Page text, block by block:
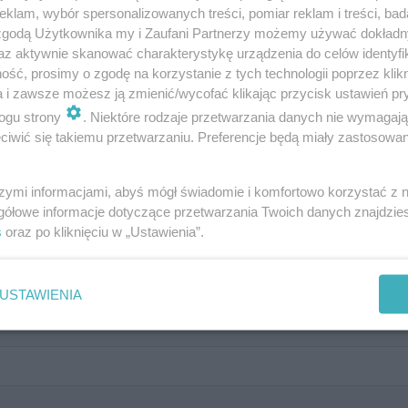
Jest to nawiązanie do drugiego i jednocześnie
ją Sam Taylor-Johnson. Produkcja ma
statusu gwiazdy. Jeszcze nie poznaliśmy
za to, że nadchodzący tytuł powstaje w
projektu. Autorem scenariusza jest Matt
nagradzane "Control". Skrypt ma opierać się
wybór spersonalizowanych treści, pomiar reklam i treści,
Użytkownika my i Zaufani Partnerzy możemy używać
aktywnie skanować charakterystykę urządzenia do celów
prosimy o zgodę na korzystanie z tych technologii poprzez
i zawsze możesz ją zmienić/wycofać klikając przycisk ustawień
strony
. Niektóre rodzaje przetwarzania danych nie
się takiemu przetwarzaniu. Preferencje będą miały
informacjami, abyś mógł świadomie i komfortowo korzystać z
informacje dotyczące przetwarzania Twoich danych
oraz po kliknięciu w „Ustawienia”.
USTAWIENIA